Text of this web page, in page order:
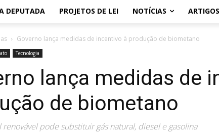
DEPUTADA PROJETOS DE LEI NOTÍCIAS ARTIGOS
Governo lança medidas de incentivo à produção de biometano
Tecnologia
lança medidas de
de biometano
renovável pode substituir gás natural, diesel e gasolina